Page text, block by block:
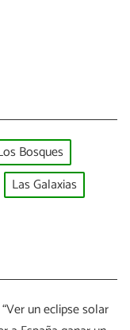
Bosques
Las Galaxias
un eclipse solar